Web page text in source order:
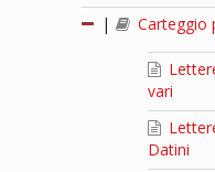
|
Carteggio
vari
Datini